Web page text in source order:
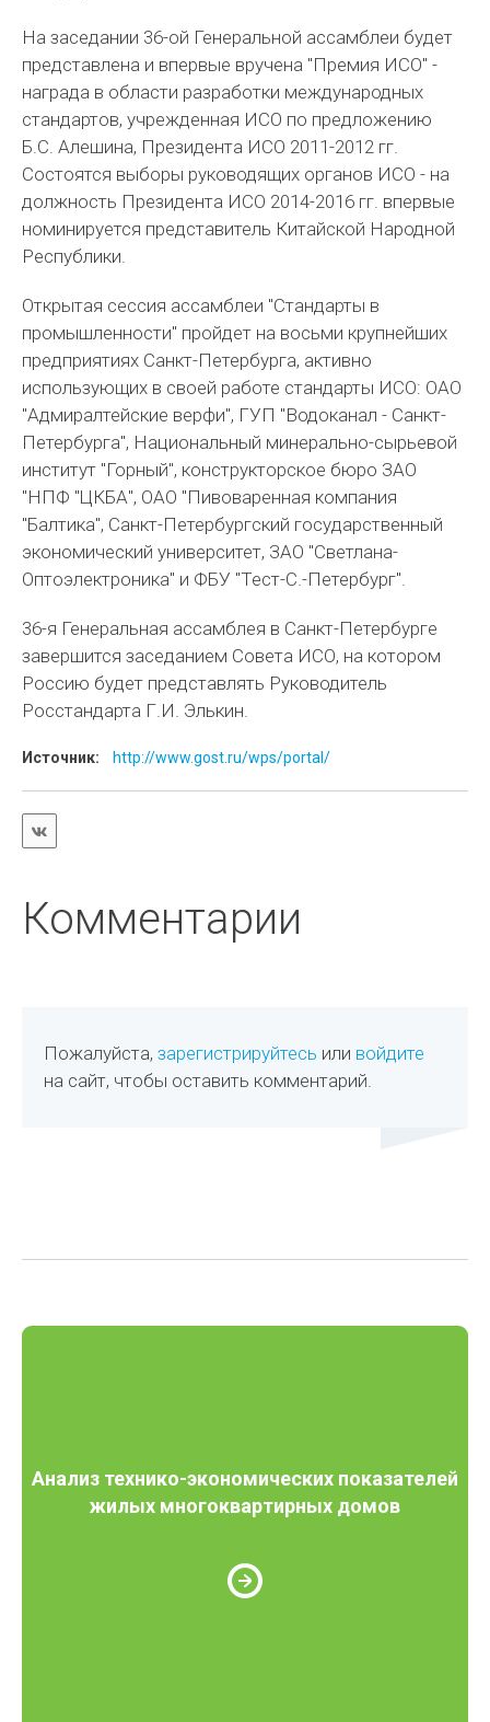
На заседании 36-ой Генеральной ассамблеи будет
представлена и впервые вручена "Премия ИСО" -
награда в области разработки международных
стандартов, учрежденная ИСО по предложению
Б.С. Алешина, Президента ИСО 2011-2012 гг.
Состоятся выборы руководящих органов ИСО - на
должность Президента ИСО 2014-2016 гг. впервые
номинируется представитель Китайской Народной
Республики.
Открытая сессия ассамблеи "Стандарты в
промышленности" пройдет на восьми крупнейших
предприятиях Санкт-Петербурга, активно
использующих в своей работе стандарты ИСО: ОАО
"Адмиралтейские верфи", ГУП "Водоканал - Санкт-
Петербурга", Национальный минерально-сырьевой
институт "Горный", конструкторское бюро ЗАО
"НПФ "ЦКБА", ОАО "Пивоваренная компания
"Балтика", Санкт-Петербургский государственный
экономический университет, ЗАО "Светлана-
Оптоэлектроника" и ФБУ "Тест-С.-Петербург".
36-я Генеральная ассамблея в Санкт-Петербурге
завершится заседанием Совета ИСО, на котором
Россию будет представлять Руководитель
Росстандарта Г.И. Элькин.
Источник: http://www.gost.ru/wps/portal/
Комментарии
Пожалуйста,зарегистрируйтесь или войдите
на сайт, чтобы оставить комментарий.
Анализ технико-экономических показателей
жилых многоквартирных домов